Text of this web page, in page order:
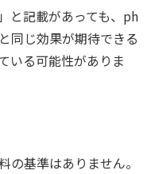
と記載があっても、ph
同じ効果が期待できる
いる可能性がありま
の基準はありません。